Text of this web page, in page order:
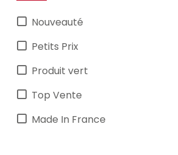
Nouveauté
Petits Prix
Produit vert
Top Vente
Made In France